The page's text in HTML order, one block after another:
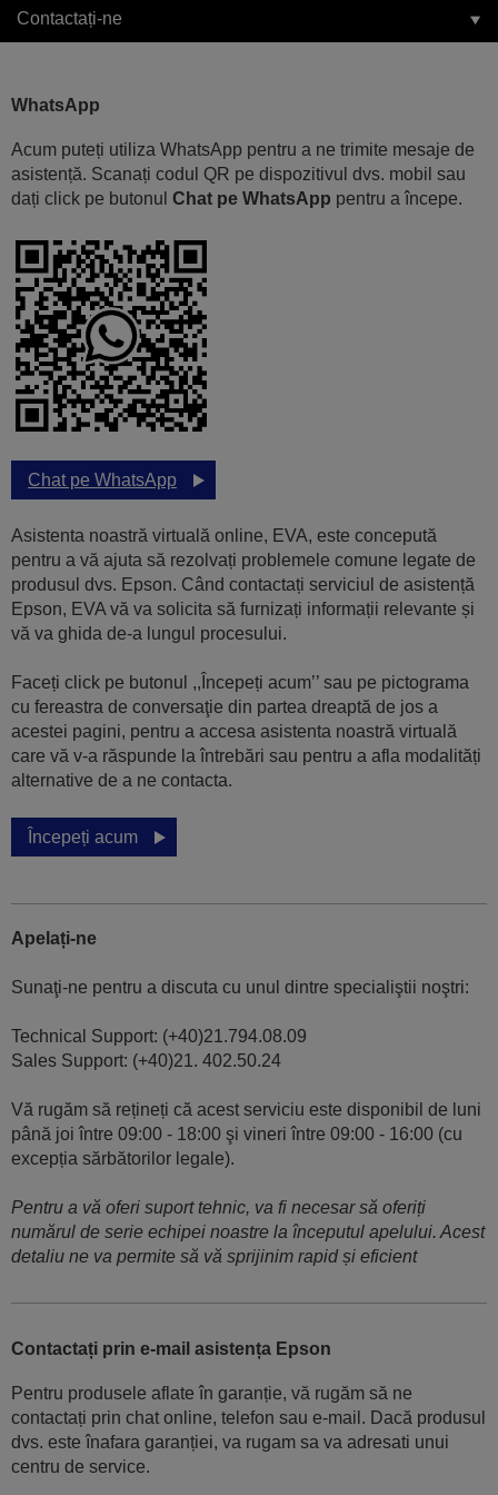
Contactați-ne
WhatsApp
Acum puteți utiliza WhatsApp pentru a ne trimite mesaje de
asistență. Scanați codul QR pe dispozitivul dvs. mobil sau
dați click pe butonul Chat pe WhatsApp pentru a începe.
Chat pe WhatsApp
Asistenta noastră virtuală online, EVA, este concepută
pentru a vă ajuta să rezolvați problemele comune legate de
produsul dvs. Epson. Când contactați serviciul de asistență
Epson, EVA vă va solicita să furnizați informații relevante și
vă va ghida de-a lungul procesului.
Faceți click pe butonul ,,Începeți acum’’ sau pe pictograma
cu fereastra de conversaţie din partea dreaptă de jos a
acestei pagini, pentru a accesa asistenta noastră virtuală
care vă v-a răspunde la întrebări sau pentru a afla modalități
alternative de a ne contacta.
Începeți acum
Apelați-ne
Sunaţi-ne pentru a discuta cu unul dintre specialiştii noştri:
Technical Support: (+40)21.794.08.09
Sales Support: (+40)21. 402.50.24
Vă rugăm să rețineți că acest serviciu este disponibil de luni
până joi între 09:00 - 18:00 şi vineri între 09:00 - 16:00 (cu
excepția sărbătorilor legale).
Pentru a vă oferi suport tehnic, va fi necesar să oferiți
numărul de serie echipei noastre la începutul apelului. Acest
detaliu ne va permite să vă sprijinim rapid și eficient
Contactați prin e-mail asistența Epson
Pentru produsele aflate în garanție, vă rugăm să ne
contactați prin chat online, telefon sau e-mail. Dacă produsul
dvs. este înafara garanției, va rugam sa va adresati unui
centru de service.